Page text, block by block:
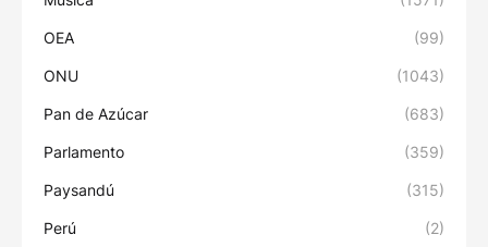
OEA (99)
ONU (1043)
Pan de Azúcar (683)
Parlamento (359)
Paysandú (315)
Perú (2)